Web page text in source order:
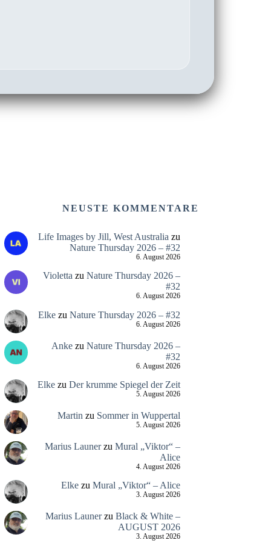
NEUSTE KOMMENTARE
Life Images by Jill, West Australia zu
Nature Thursday 2026 – #32
6. August 2026
Violetta zu Nature Thursday 2026 –
#32
6. August 2026
Elkezu Nature Thursday 2026 – #32
6. August 2026
Ankezu Nature Thursday 2026 –
#32
6. August 2026
Elkezu Der krumme Spiegel der Zeit
5. August 2026
Martin zu Sommer in Wuppertal
5. August 2026
Marius Launerzu Mural „Viktor“ –
Alice
4. August 2026
Elkezu Mural „Viktor“ – Alice
3. August 2026
Marius Launerzu Black & White –
AUGUST 2026
3. August 2026